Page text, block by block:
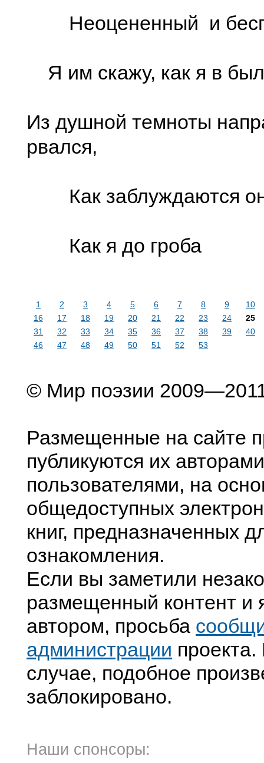
Неоцененный и
Я им скажу, как я в
Из душной темноты
рвался,
Как заблуждаются
Как я до гроба
1 2 3 4 5 6 7 8 9
10
16
17 18 19 20 21 22 23 24
25
31
32 33 34 35 36 37 38 39
40
46
47 48 49 50 51 52 53
© Мир поэзии
Размещенные на сайте
публикуются их
пользователями, на
общедоступных
книг, предназначенных
ознакомления.
Если вы заметили
размещенный контент и
автором, просьба
администрации
случае, подобное
заблокировано.
Наши спонсоры: